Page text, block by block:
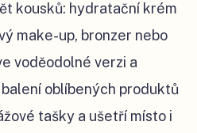
kousků: hydratační krém
make-up, bronzer nebo
voděodolné verzi a
oblíbených produktů
tašky a ušetří místo i